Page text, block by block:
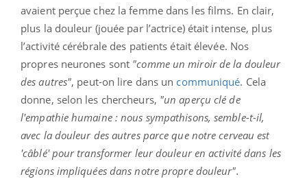
avaient perçue chez la femme dans les films. En clair,
plus la douleur (jouée par l’actrice) était intense, plus
l’activité cérébrale des patients était élevée. Nos
propres neurones sont "comme un miroir de la douleur
des autres", peut-on lire dans un communiqué. Cela
donne, selon les chercheurs, "un aperçu clé de
l'empathie humaine : nous sympathisons, semble-t-il,
avec la douleur des autres parce que notre cerveau est
'câblé' pour transformer leur douleur en activité dans les
régions impliquées dans notre propre douleur".